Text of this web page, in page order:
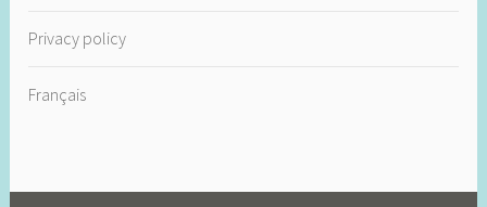
Privacy policy
Français